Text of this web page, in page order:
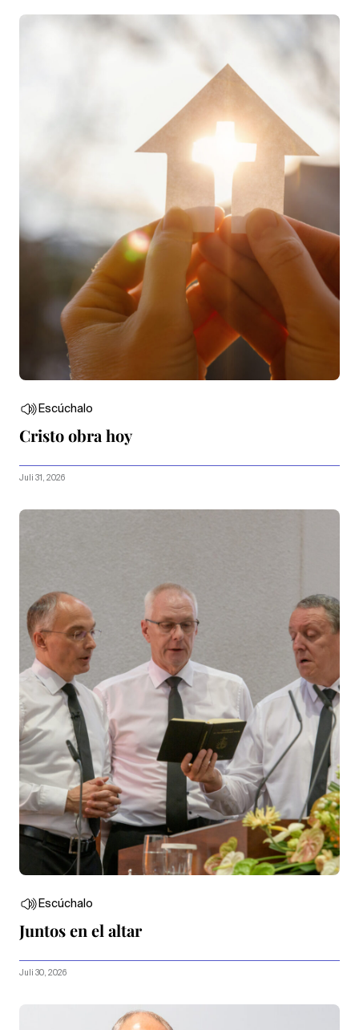
Escúchalo
Cristo obra hoy
Juli 31, 2026
Escúchalo
Juntos en el altar
Juli 30, 2026